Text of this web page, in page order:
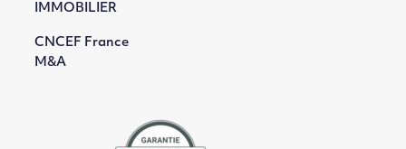
IMMOBILIER
CNCEF France
M&A